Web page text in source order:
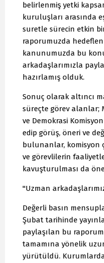
belirlenmiş yetki
kuruluşları arasında
suretle sürecin etkin
raporumuzda
kanunumuzda bu
arkadaşlarımızla
hazırlamış olduk.
Sonuç olarak altıncı
süreçte görev alanlar;
ve Demokrasi
edip görüş, öneri ve
bulunanlar, komisyon
ve görevlilerin
kavuşturulması da
"Uzman
Değerli basın
Şubat tarihinde
paylaşılan bu
tamamına yönelik
yürütüldü.